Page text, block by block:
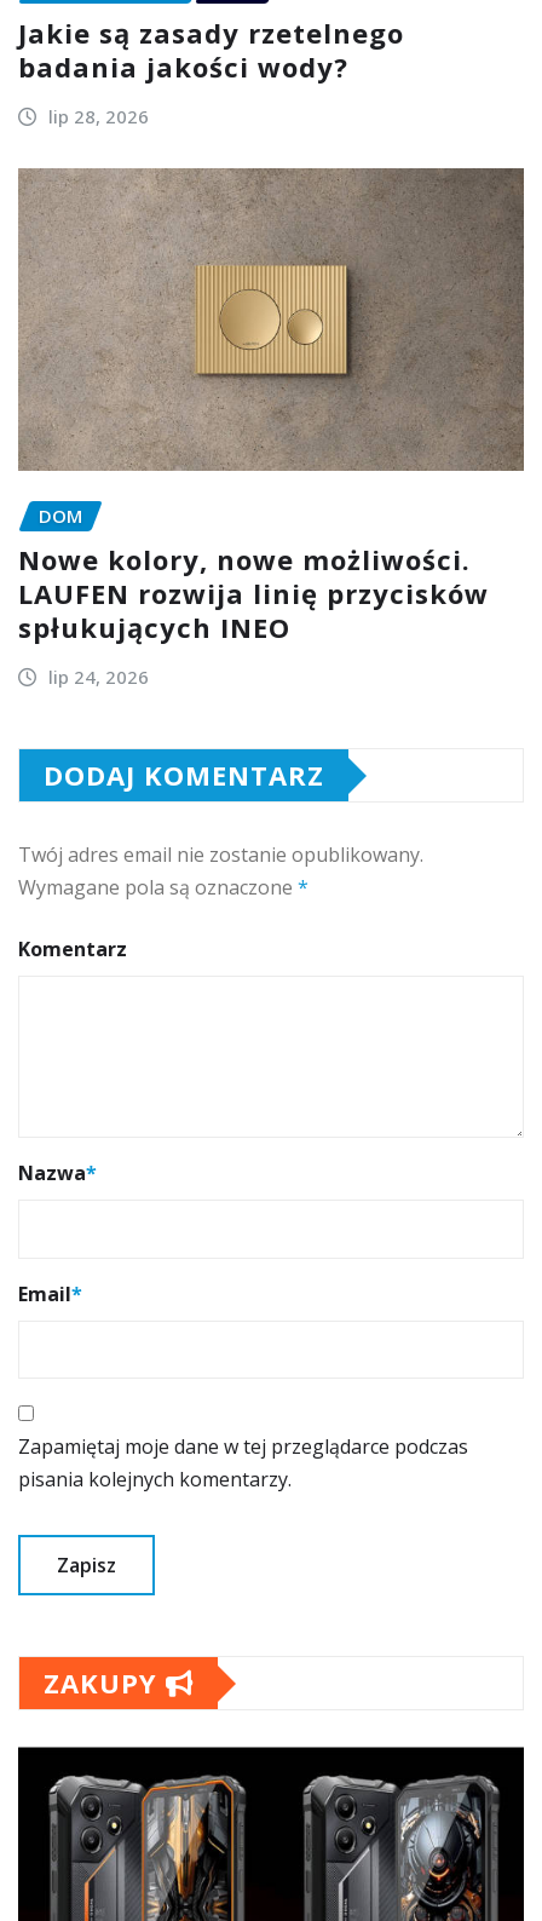
Jakie są zasady rzetelnego
badania jakości wody?
lip 28, 2026
DOM
Nowe kolory, nowe możliwości.
LAUFEN rozwija linię przycisków
spłukujących INEO
lip 24, 2026
DODAJ KOMENTARZ
Twój adres email nie zostanie opublikowany.
Wymagane pola są oznaczone *
Komentarz
Nazwa*
Email*
Zapamiętaj moje dane w tej przeglądarce podczas
pisania kolejnych komentarzy.
ZAKUPY